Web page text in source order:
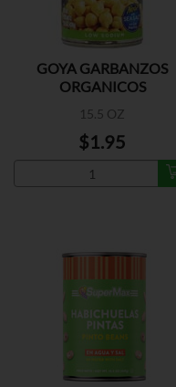
GOYA GARBANZOS
ORGANICOS
15.5 OZ
$1.95